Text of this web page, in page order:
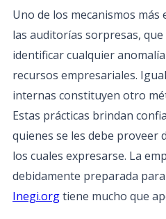
Uno de los mecanismos más
las auditorías sorpresas,
identificar cualquier
recursos empresariales.
internas constituyen otro
Estas prácticas brindan
quienes se les debe proveer
los cuales expresarse. La
debidamente preparada
Inegi.orgtiene mucho que